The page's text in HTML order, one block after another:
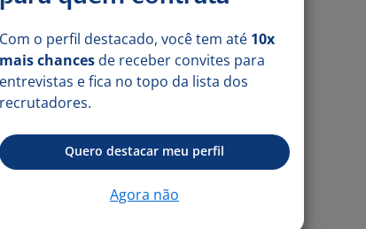
de
Com o perfil destacado, você tem até 10x
mais chances de receber convites para
entrevistas e fica no topo da lista dos
recrutadores.
Quero destacar meu perfil
Agora não